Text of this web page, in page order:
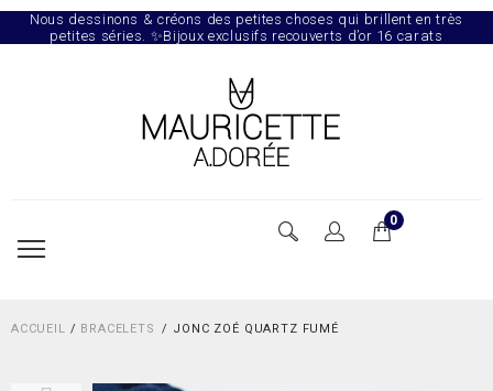
Nous dessinons & créons des petites choses qui brillent en très
petites séries. ✨Bijoux exclusifs recouverts d’or 16 carats
0
ACCUEIL / BRACELETS JONC ZOÉ QUARTZ FUMÉ